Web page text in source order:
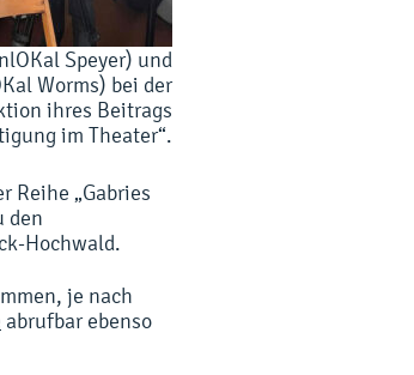
Speyer) und
Worms) bei der
ihres Beitrags
im Theater“.
Reihe „Gabries
den
Hochwald.
je nach
abrufbar ebenso